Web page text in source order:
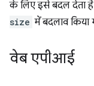
के लिए इसे बदल देता
size में बदलाव किया
वेब एपीआई